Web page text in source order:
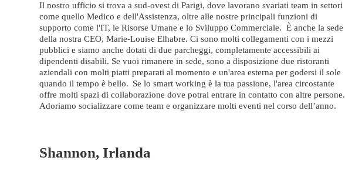
Il nostro ufficio si trova a sud-ovest di Parigi, dove lavorano svariati team in settori
come quello Medico e dell'Assistenza, oltre alle nostre principali funzioni di
supporto come l'IT, le Risorse Umane e lo Sviluppo Commerciale. È anche la sede
della nostra CEO, Marie-Louise Elhabre. Ci sono molti collegamenti con i mezzi
pubblici e siamo anche dotati di due parcheggi, completamente accessibili ai
dipendenti disabili. Se vuoi rimanere in sede, sono a disposizione due ristoranti
aziendali con molti piatti preparati al momento e un'area esterna per godersi il sole
quando il tempo è bello. Se lo smart working è la tua passione, l'area circostante
offre molti spazi di collaborazione dove potrai entrare in contatto con altre persone.
Adoriamo socializzare come team e organizzare molti eventi nel corso dell’anno.
Shannon, Irlanda